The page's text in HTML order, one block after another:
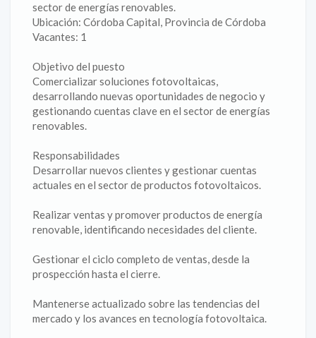
sector de energías renovables.
Ubicación: Córdoba Capital, Provincia de Córdoba
Vacantes: 1
Objetivo del puesto
Comercializar soluciones fotovoltaicas,
desarrollando nuevas oportunidades de negocio y
gestionando cuentas clave en el sector de energías
renovables.
Responsabilidades
Desarrollar nuevos clientes y gestionar cuentas
actuales en el sector de productos fotovoltaicos.
Realizar ventas y promover productos de energía
renovable, identificando necesidades del cliente.
Gestionar el ciclo completo de ventas, desde la
prospección hasta el cierre.
Mantenerse actualizado sobre las tendencias del
mercado y los avances en tecnología fotovoltaica.